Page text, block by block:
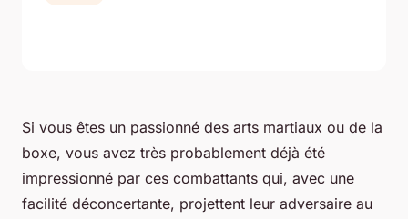
Si vous êtes un passionné des arts martiaux ou de la
boxe, vous avez très probablement déjà été
impressionné par ces combattants qui, avec une
facilité déconcertante, projettent leur adversaire au